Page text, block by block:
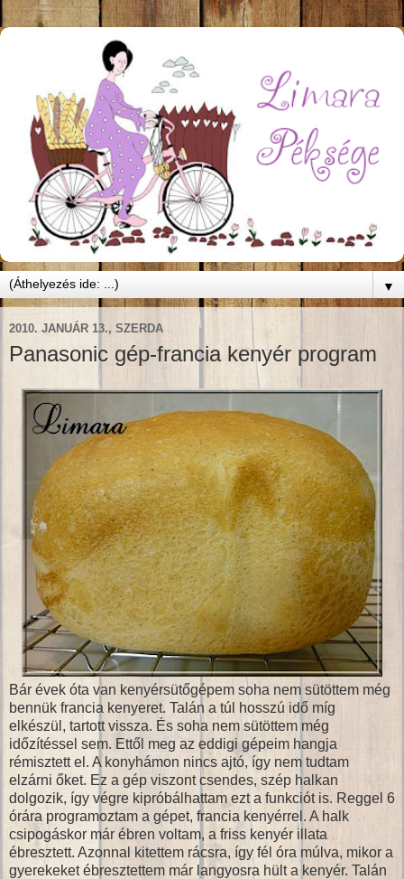
▼
2010. JANUÁR 13., SZERDA
Panasonic gép-francia kenyér program
Bár évek óta van kenyérsütőgépem soha nem sütöttem még
bennük francia kenyeret. Talán a túl hosszú idő míg
elkészül, tartott vissza. És soha nem sütöttem még
időzítéssel sem. Ettől meg az eddigi gépeim hangja
rémisztett el. A konyhámon nincs ajtó, így nem tudtam
elzárni őket. Ez a gép viszont csendes, szép halkan
dolgozik, így végre kipróbálhattam ezt a funkciót is. Reggel 6
órára programoztam a gépet, francia kenyérrel. A halk
csipogáskor már ébren voltam, a friss kenyér illata
ébresztett. Azonnal kitettem rácsra, így fél óra múlva, mikor a
gyerekeket ébresztettem már langyosra hült a kenyér. Talán